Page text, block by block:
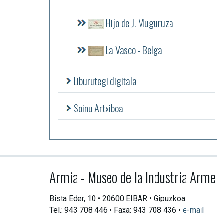
Hijo de J. Muguruza
La Vasco - Belga
Liburutegi digitala
Soinu Artxiboa
Armia - Museo de la Industria
Bista Eder, 10 • 20600 EIBAR • Gipuzkoa
Tel.: 943 708 446 • Faxa: 943 708 436 • e-mail